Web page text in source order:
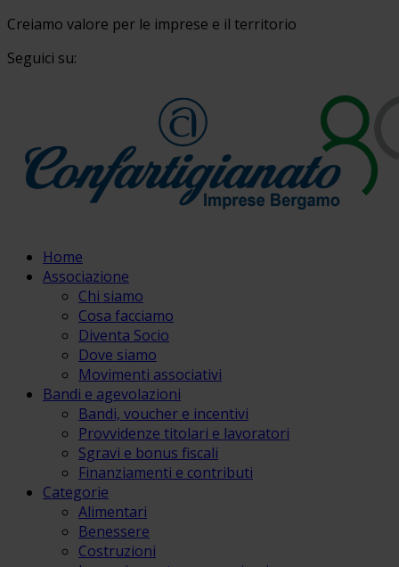
Creiamo valore per le imprese e il territorio
Seguici su:
Home
Associazione
Chi siamo
Cosa facciamo
Diventa Socio
Dove siamo
Movimenti associativi
Bandi e agevolazioni
Bandi, voucher e incentivi
Provvidenze titolari e lavoratori
Sgravi e bonus fiscali
Finanziamenti e contributi
Categorie
Alimentari
Benessere
Costruzioni